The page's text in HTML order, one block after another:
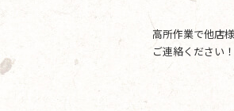
高所作業で他店
ご連絡ください！